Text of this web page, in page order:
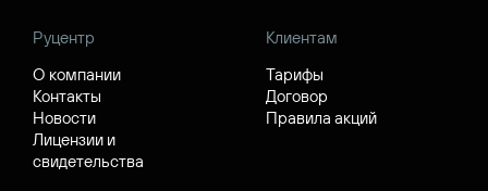
Руцентр
О компании
Контакты
Новости
Лицензии и
свидетельства
Клиентам
Тарифы
Договор
Правила акций